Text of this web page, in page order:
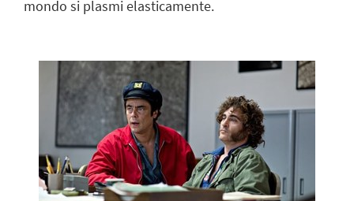
mondo si plasmi elasticamente.